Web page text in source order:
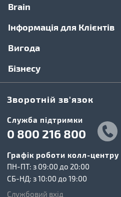
Brain
Інформація для Клієнтів
Вигода
Бізнесу
Зворотній зв'язок
Cлужба підтримки
0 800 216 800
Графік роботи колл-центру
ПН-ПТ: з 09:00 до 20:00
СБ-НД: з 10:00 до 19:00
Службовий вхід